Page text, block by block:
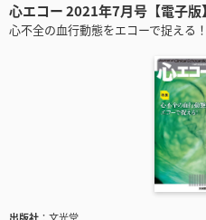
心エコー 2021年7月号【電子版】
心不全の血行動態をエコーで捉える！